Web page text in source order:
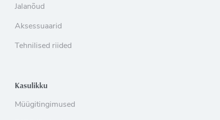
Jalanõud
Aksessuaarid
Tehnilised riided
Kasulikku
Müügitingimused